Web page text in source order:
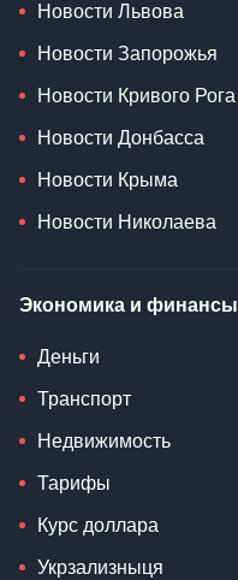
Новости Львова
Новости Запорожья
Новости Кривого Рога
Новости Донбасса
Новости Крыма
Новости Николаева
Экономика и финансы
Деньги
Транспорт
Недвижимость
Тарифы
Курс доллара
Укрзализныця